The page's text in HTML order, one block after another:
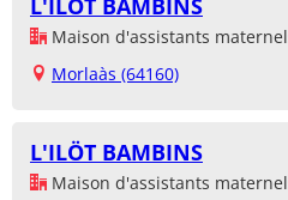
L'ILÖT BAMBINS
Maison d'assistants
Morlaàs (64160)
L'ILÖT BAMBINS
Maison d'assistants